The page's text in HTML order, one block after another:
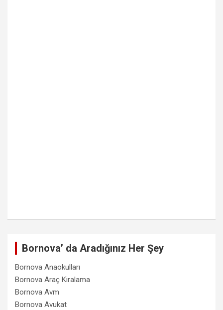
Bornova’ da Aradığınız Her Şey
Bornova Anaokulları
Bornova Araç Kiralama
Bornova Avm
Bornova Avukat